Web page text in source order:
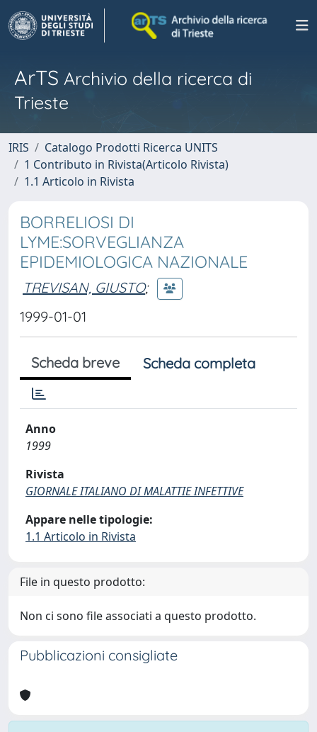
ArTS Archivio della ricerca di
Trieste
IRIS
Catalogo Prodotti Ricerca UNITS
1 Contributo in Rivista(Articolo Rivista)
1.1 Articolo in Rivista
BORRELIOSI DI
LYME:SORVEGLIANZA
EPIDEMIOLOGICA NAZIONALE
TREVISAN, GIUSTO;
1999-01-01
Scheda breve Scheda completa
Anno
1999
Rivista
GIORNALE ITALIANO DI MALATTIE INFETTIVE
Appare nelle tipologie:
1.1 Articolo in Rivista
File in questo prodotto:
Non ci sono file associati a questo prodotto.
Pubblicazioni consigliate